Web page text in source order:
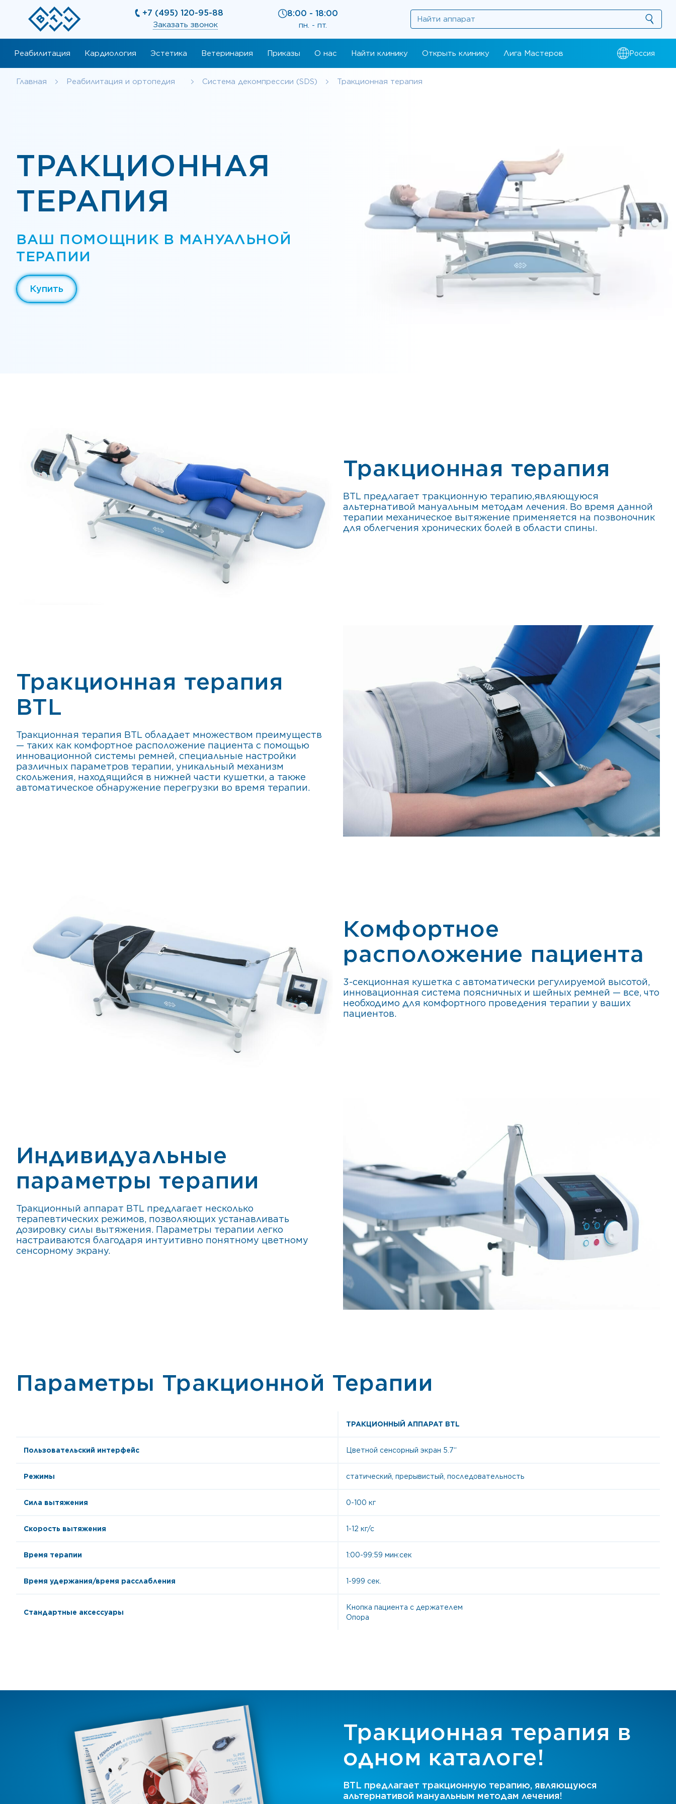
+7 (495) 120-95-88
Заказать звонок
8:00 - 18:00
пн. - пт.
Реабилитация Кардиология Эстетика Ветеринария Приказы О нас Найти клинику Открыть клинику Лига Мастеров Россия
Главная Реабилитация и ортопедия Система декомпрессии (SDS) Тракционная терапия
ТРАКЦИОННАЯ
ТЕРАПИЯ
ВАШ ПОМОЩНИК В МАНУАЛЬНОЙ
ТЕРАПИИ
Купить
Тракционная терапия
BTL предлагает тракционную терапию,являющуюся
альтернативой мануальным методам лечения. Во время данной
терапии механическое вытяжение применяется на позвоночник
для облегчения хронических болей в области спины.
Тракционная терапия
BTL
Тракционная терапия BTL обладает множеством преимуществ
— таких как комфортное расположение пациента с помощью
инновационной системы ремней, специальные настройки
различных параметров терапии, уникальный механизм
скольжения, находящийся в нижней части кушетки, а также
автоматическое обнаружение перегрузки во время терапии.
Комфортное
расположение пациента
3-секционная кушетка с автоматически регулируемой высотой,
инновационная система поясничных и шейных ремней — все, что
необходимо для комфортного проведения терапии у ваших
пациентов.
Индивидуальные
параметры терапии
Тракционный аппарат BTL предлагает несколько
терапевтических режимов, позволяющих устанавливать
дозировку силы вытяжения. Параметры терапии легко
настраиваются благодаря интуитивно понятному цветному
сенсорному экрану.
Параметры Тракционной Терапии
ТРАКЦИОННЫЙ АППАРАТ BTL
Пользовательский интерфейс Цветной сенсорный экран 5.7“
Режимы статический, прерывистый, последовательность
Сила вытяжения 0-100 кг
Скорость вытяжения 1-12 кг/с
Время терапии 1:00-99:59 мин:сек
Время удержания/время расслабления 1-999 сек.
Стандартные аксессуары
Кнопка пациента с держателем
Опора
Тракционная терапия в
одном каталоге!
BTL предлагает тракционную терапию, являющуюся
альтернативой мануальным методам лечения!